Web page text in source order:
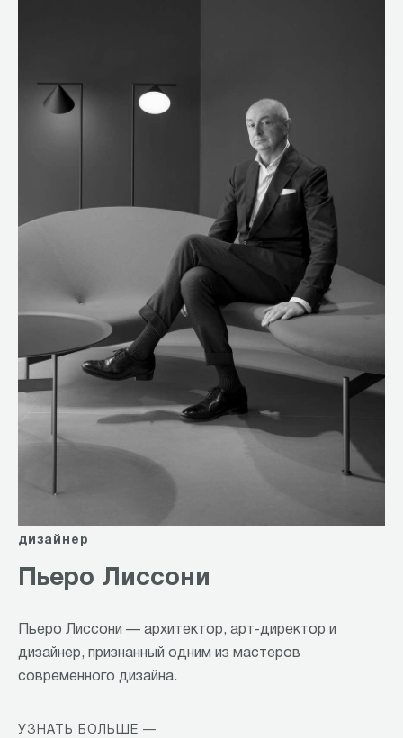
дизайнер
Пьеро Лиссони
Пьеро Лиссони — архитектор, арт-директор и
дизайнер, признанный одним из мастеров
современного дизайна.
УЗНАТЬ БОЛЬШЕ —